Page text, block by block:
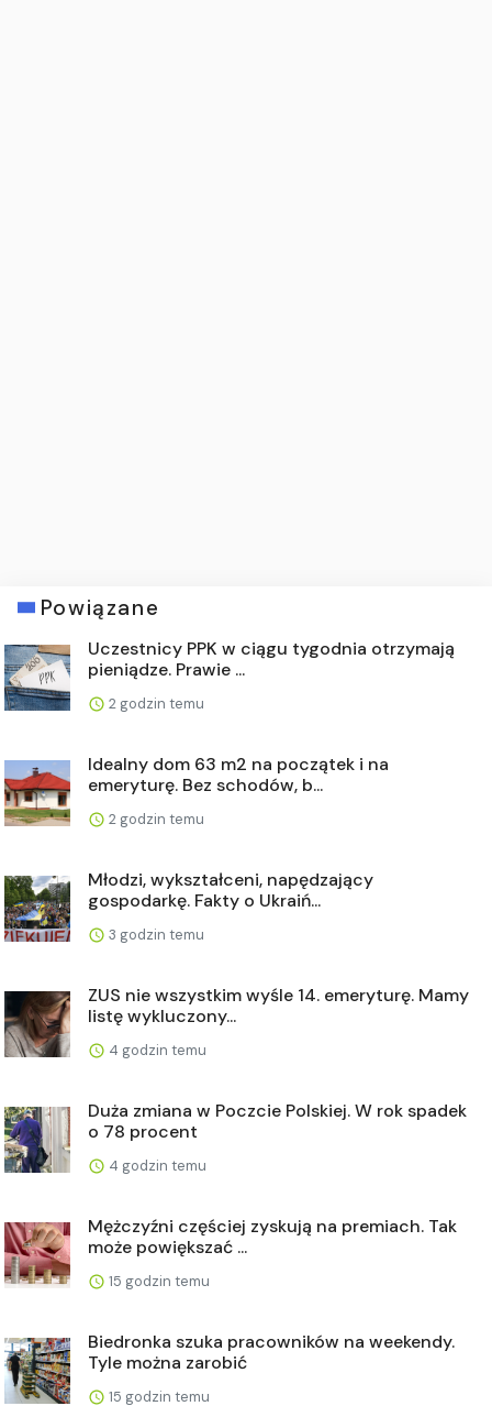
Powiązane
Uczestnicy PPK w ciągu tygodnia otrzymają
pieniądze. Prawie ...
2 godzin temu
Idealny dom 63 m2 na początek i na
emeryturę. Bez schodów, b...
2 godzin temu
Młodzi, wykształceni, napędzający
gospodarkę. Fakty o Ukraiń...
3 godzin temu
ZUS nie wszystkim wyśle 14. emeryturę. Mamy
listę wykluczony...
4 godzin temu
Duża zmiana w Poczcie Polskiej. W rok spadek
o 78 procent
4 godzin temu
Mężczyźni częściej zyskują na premiach. Tak
może powiększać ...
15 godzin temu
Biedronka szuka pracowników na weekendy.
Tyle można zarobić
15 godzin temu